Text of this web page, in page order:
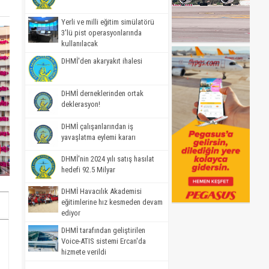
Yerli ve milli eğitim simülatörü
3'lü pist operasyonlarında
kullanılacak
DHMİ'den akaryakıt ihalesi
DHMİ derneklerinden ortak
deklerasyon!
DHMİ çalışanlarından iş
yavaşlatma eylemi kararı
DHMİ'nin 2024 yılı satış hasılat
hedefi 92.5 Milyar
DHMİ Havacılık Akademisi
eğitimlerine hız kesmeden devam
ediyor
DHMİ tarafından geliştirilen
Voice-ATIS sistemi Ercan'da
hizmete verildi